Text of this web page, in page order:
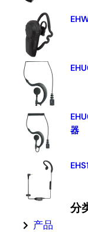
器
分
产品